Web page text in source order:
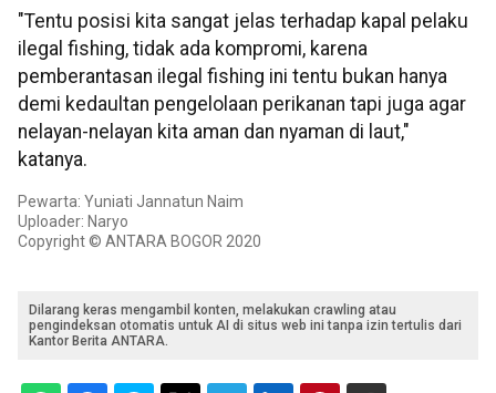
"Tentu posisi kita sangat jelas terhadap kapal pelaku
ilegal fishing, tidak ada kompromi, karena
pemberantasan ilegal fishing ini tentu bukan hanya
demi kedaultan pengelolaan perikanan tapi juga agar
nelayan-nelayan kita aman dan nyaman di laut,"
katanya.
Pewarta: Yuniati Jannatun Naim
Uploader: Naryo
Copyright © ANTARA BOGOR 2020
Dilarang keras mengambil konten, melakukan crawling atau
pengindeksan otomatis untuk AI di situs web ini tanpa izin tertulis dari
Kantor Berita ANTARA.